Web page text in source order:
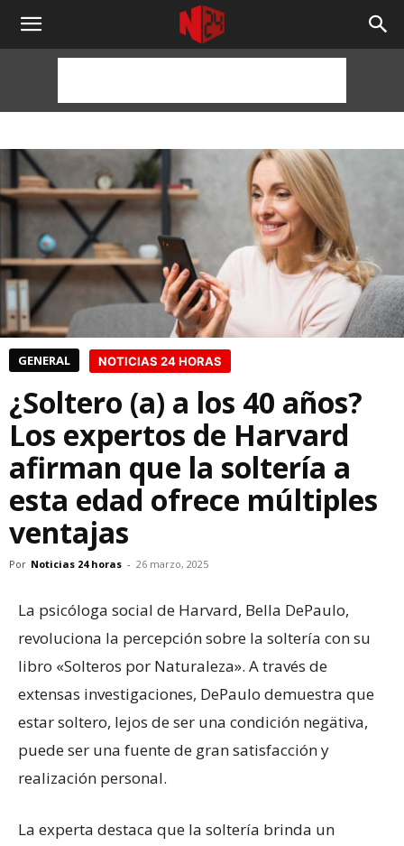
NOTICIAS
HORAS
GENERAL NOTICIAS 24 HORAS
¿Soltero (a) a los 40 años?
Los expertos de Harvard
afirman que la soltería a
esta edad ofrece múltiples
ventajas
Por Noticias 24 horas - 26 marzo, 2025
La psicóloga social de Harvard, Bella DePaulo,
revoluciona la percepción sobre la soltería con su
libro «Solteros por Naturaleza». A través de
extensas investigaciones, DePaulo demuestra que
estar soltero, lejos de ser una condición negätiva,
puede ser una fuente de gran satisfacción y
realización personal.
La experta destaca que la soltería brinda un